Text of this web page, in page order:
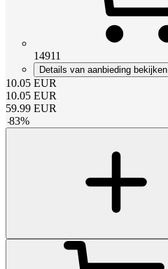
14911
Details van aanbieding bekijken
10.05 EUR
10.05 EUR
59.99 EUR
-83%